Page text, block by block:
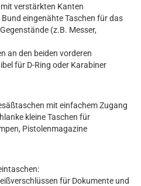
verstärkten Kanten
eingenähte Taschen für das
(z.B. Messer,
an den beiden vorderen
für D-Ring oder Karabiner
mit einfachem Zugang
kleine Taschen für
Pistolenmagazine
für Dokumente und